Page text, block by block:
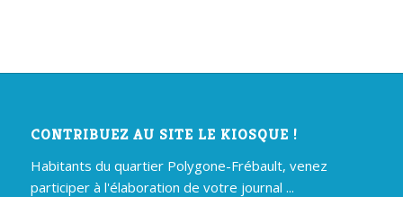
CONTRIBUEZ AU SITE LE KIOSQUE !
Habitants du quartier Polygone-Frébault, venez
participer à l'élaboration de votre journal ...